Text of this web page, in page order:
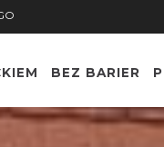
BEZ BARIER